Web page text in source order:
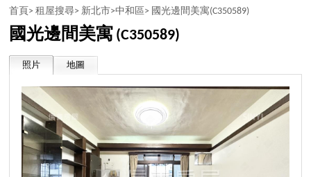
首頁> 租屋搜尋> 新北市>中和區> 國光邊間美寓(C350589)
國光邊間美寓 (C350589)
照片 地圖